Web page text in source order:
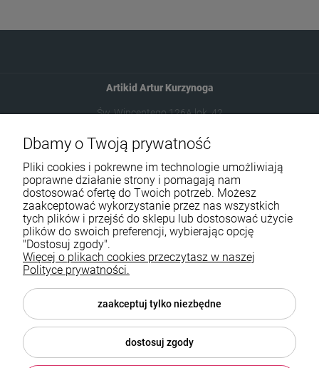
Artikid Artur Kurzynoga
Św. Wincentego 126A lok. 42
602787673
sklep@neduo.pl
Pomoc
Moje konto
Płatności i dostawa
Informacje
O nas
Dbamy o Twoją prywatność
Pliki cookies i pokrewne im technologie umożliwiają
poprawne działanie strony i pomagają nam
dostosować ofertę do Twoich potrzeb. Możesz
zaakceptować wykorzystanie przez nas wszystkich
tych plików i przejść do sklepu lub dostosować użycie
plików do swoich preferencji, wybierając opcję
"Dostosuj zgody".
Więcej o plikach cookies przeczytasz w naszej
Polityce prywatności.
zaakceptuj tylko niezbędne
dostosuj zgody